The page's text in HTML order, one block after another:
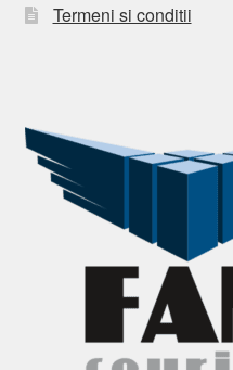
Termeni si conditii